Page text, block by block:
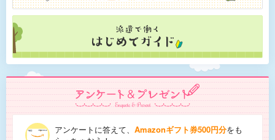
アンケートに答えて、 Amazonギフト券500円分をも